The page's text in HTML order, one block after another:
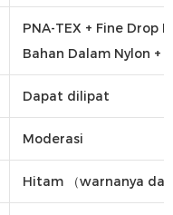
PNA-TEX + Fine Drop
Bahan Dalam Nylon +
Dapat dilipat
Moderasi
Hitam （warnanya